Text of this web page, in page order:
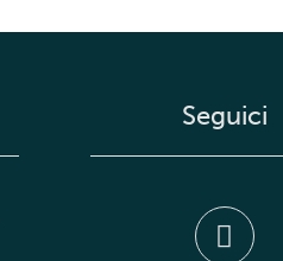
Seguici